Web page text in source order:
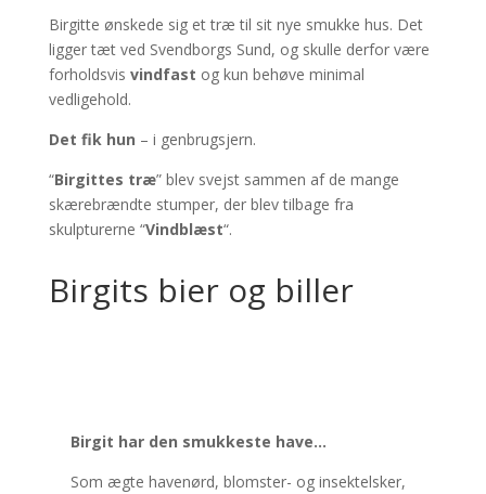
Birgitte ønskede sig et træ til sit nye smukke hus. Det
ligger tæt ved Svendborgs Sund, og skulle derfor være
forholdsvis vindfast og kun behøve minimal
vedligehold.
Det fik hun – i genbrugsjern.
“Birgittes træ” blev svejst sammen af de mange
skærebrændte stumper, der blev tilbage fra
skulpturerne “Vindblæst“.
Birgits bier og biller
Birgit har den smukkeste have…
Som ægte havenørd, blomster- og insektelsker,